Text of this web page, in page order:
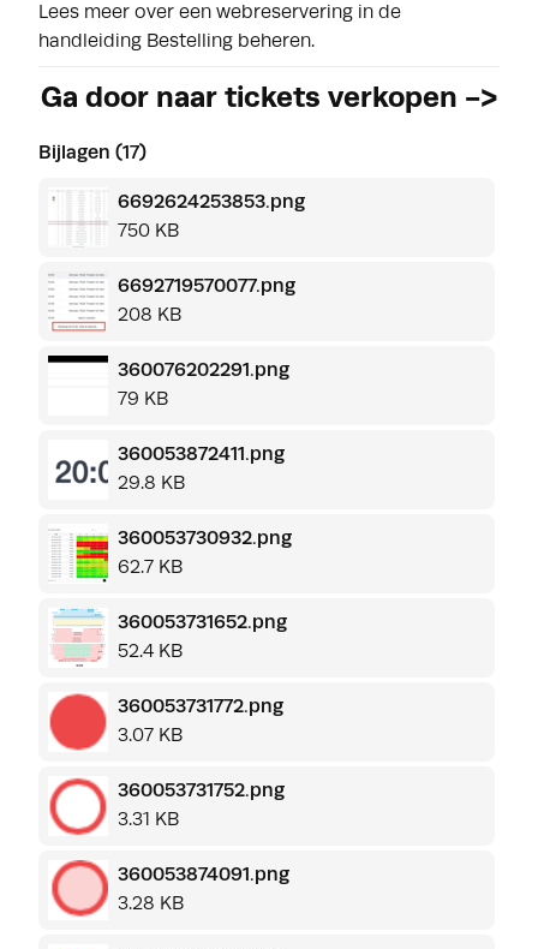
Lees meer over een webreservering in de
handleiding Bestelling beheren.
Ga door naar tickets verkopen ->
Bijlagen (17)
6692624253853.png
750 KB
6692719570077.png
208 KB
360076202291.png
79 KB
360053872411.png
29.8 KB
360053730932.png
62.7 KB
360053731652.png
52.4 KB
360053731772.png
3.07 KB
360053731752.png
3.31 KB
360053874091.png
3.28 KB